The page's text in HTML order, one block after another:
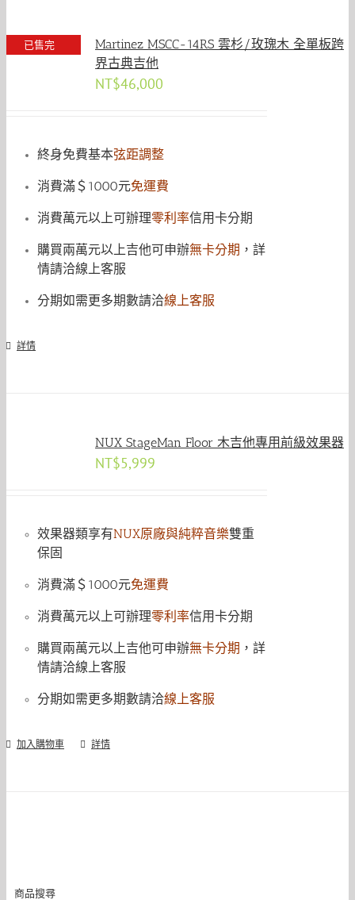
已售完
Martinez MSCC-14RS 雲杉/玫瑰木 全單板跨
界古典吉他
NT$46,000
終身免費基本弦距調整
消費滿＄1000元免運費
消費萬元以上可辦理零利率信用卡分期
購買兩萬元以上吉他可申辦無卡分期 ，詳
情請洽線上客服
分期如需更多期數請洽線上客服
詳情
NUX StageMan Floor 木吉他專用前級效果器
NT$5,999
效果器類享有NUX原廠與純粹音樂雙重
保固
消費滿＄1000元免運費
消費萬元以上可辦理零利率信用卡分期
購買兩萬元以上吉他可申辦無卡分期 ，詳
情請洽線上客服
分期如需更多期數請洽線上客服
加入購物車 詳情
商品搜尋